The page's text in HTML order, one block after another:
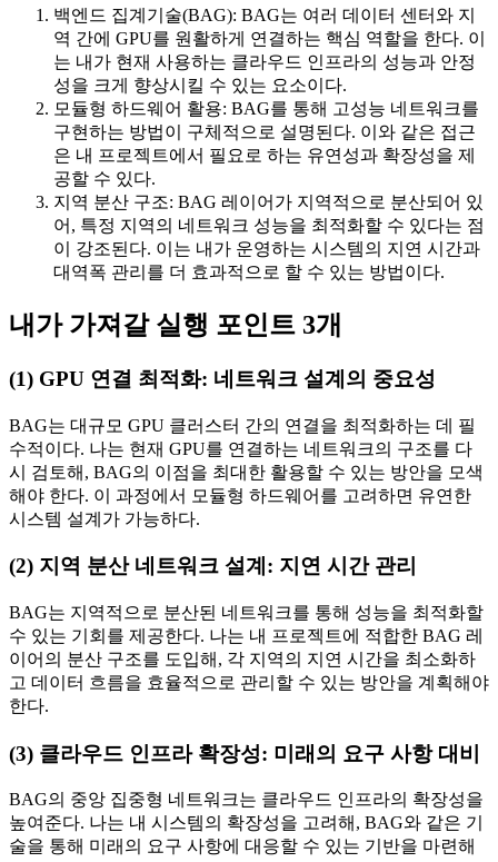
백엔드 집계기술(BAG): BAG는 여러 데이터 센터와 지
역 간에 GPU를 원활하게 연결하는 핵심 역할을 한다. 이
는 내가 현재 사용하는 클라우드 인프라의 성능과 안정
성을 크게 향상시킬 수 있는 요소이다.
모듈형 하드웨어 활용: BAG를 통해 고성능 네트워크를
구현하는 방법이 구체적으로 설명된다. 이와 같은 접근
은 내 프로젝트에서 필요로 하는 유연성과 확장성을 제
공할 수 있다.
지역 분산 구조: BAG 레이어가 지역적으로 분산되어 있
어, 특정 지역의 네트워크 성능을 최적화할 수 있다는 점
이 강조된다. 이는 내가 운영하는 시스템의 지연 시간과
대역폭 관리를 더 효과적으로 할 수 있는 방법이다.
내가 가져갈 실행 포인트 3개
(1) GPU 연결 최적화: 네트워크 설계의 중요성
BAG는 대규모 GPU 클러스터 간의 연결을 최적화하는 데 필
수적이다. 나는 현재 GPU를 연결하는 네트워크의 구조를 다
시 검토해, BAG의 이점을 최대한 활용할 수 있는 방안을 모색
해야 한다. 이 과정에서 모듈형 하드웨어를 고려하면 유연한
시스템 설계가 가능하다.
(2) 지역 분산 네트워크 설계: 지연 시간 관리
BAG는 지역적으로 분산된 네트워크를 통해 성능을 최적화할
수 있는 기회를 제공한다. 나는 내 프로젝트에 적합한 BAG 레
이어의 분산 구조를 도입해, 각 지역의 지연 시간을 최소화하
고 데이터 흐름을 효율적으로 관리할 수 있는 방안을 계획해야
한다.
(3) 클라우드 인프라 확장성: 미래의 요구 사항 대비
BAG의 중앙 집중형 네트워크는 클라우드 인프라의 확장성을
높여준다. 나는 내 시스템의 확장성을 고려해, BAG와 같은 기
술을 통해 미래의 요구 사항에 대응할 수 있는 기반을 마련해